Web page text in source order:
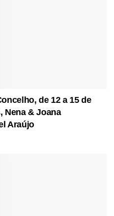
de 12 a 15 de
Nena & Joana
Araújo